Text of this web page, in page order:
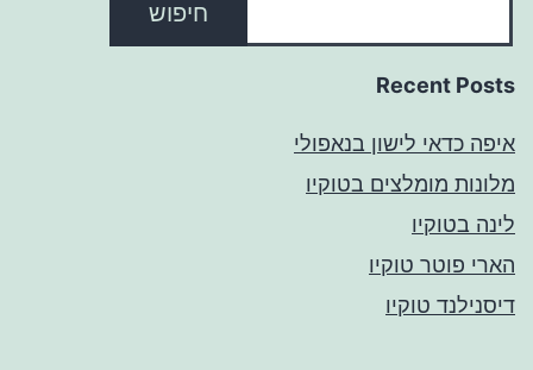
חיפוש
Recent Posts
איפה כדאי לישון בנאפולי
מלונות מומלצים בטוקיו
לינה בטוקיו
הארי פוטר טוקיו
דיסנילנד טוקיו